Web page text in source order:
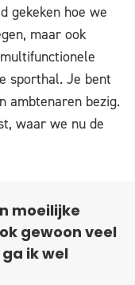
gekeken hoe we
maar ook
sporthal. Je bent
ambtenaren bezig.
waar we nu de
moeilijke
gewoon veel
ik wel